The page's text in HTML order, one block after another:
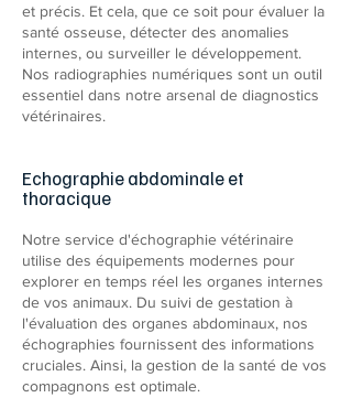
et précis. Et cela, que ce soit pour évaluer la
santé osseuse, détecter des anomalies
internes, ou surveiller le développement.
Nos radiographies numériques sont un outil
essentiel dans notre arsenal de diagnostics
vétérinaires.
Echographie abdominale et
thoracique
Notre service d'échographie vétérinaire
utilise des équipements modernes pour
explorer en temps réel les organes internes
de vos animaux. Du suivi de gestation à
l'évaluation des organes abdominaux, nos
échographies fournissent des informations
cruciales. Ainsi, la gestion de la santé de vos
compagnons est optimale.